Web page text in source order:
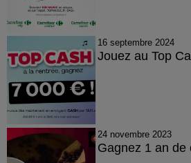
16 septembre 2024
Jouez au Top
24 novembre 2023
Gagnez 1 an de